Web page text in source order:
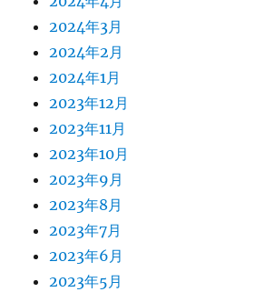
2024年3月
2024年2月
2024年1月
2023年12月
2023年11月
2023年10月
2023年9月
2023年8月
2023年7月
2023年6月
2023年5月